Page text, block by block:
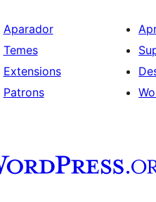
Aparador
Temes
Extensions
Patrons